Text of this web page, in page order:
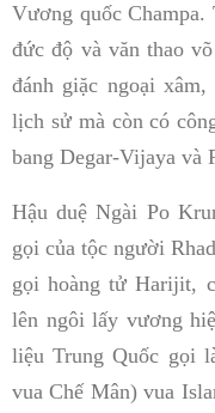
Vương quốc
đức độ và văn thao
đánh giặc ngoại
lịch sử mà còn có
bang Degar-Vijaya và
Hậu duệ Ngài Po
gọi của tộc người
gọi hoàng tử Harijit,
lên ngôi lấy vương
liệu Trung Quốc gọi
vua Chế Mân) vua